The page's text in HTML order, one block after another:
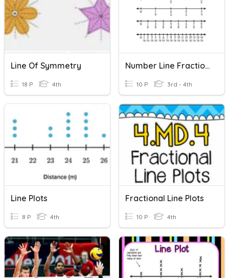
Line Of Symmetry
18 P 4th
Number Line Fractions
10 P 3rd - 4th
Line Plots
8 P 4th
Fractional Line Plots
10 P 4th